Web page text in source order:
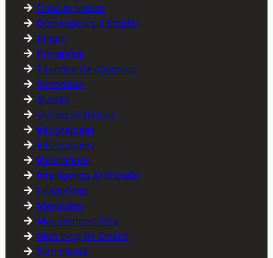
Dans la presse
Demandeurs d'Emploi
Emploi
Entreprise
Exercice de coaching
Formation
Guides
Guides Pratiques
Infographies
Infographies
Inspirations
Intelligence Artificielle
Leadership
Managers
Mes disponiblités
Mon blog de Coach
Non classé